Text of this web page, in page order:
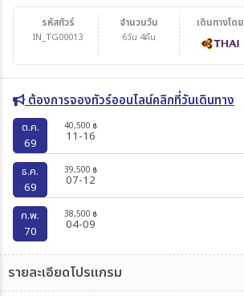
รหัสทัวร์
IN_TG00013
จำนวนวัน
6วัน 4คืน
เดินทางโดย
ต้องการจองทัวร์ออนไลน์คลิกที่วันเดินทาง
ต.ค.
69
40,500 ฿
11-16
ธ.ค.
69
39,500 ฿
07-12
ก.พ.
70
38,500 ฿
04-09
รายละเอียดโปรแกรม